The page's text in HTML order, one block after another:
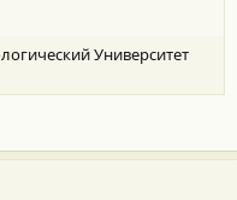
Университет